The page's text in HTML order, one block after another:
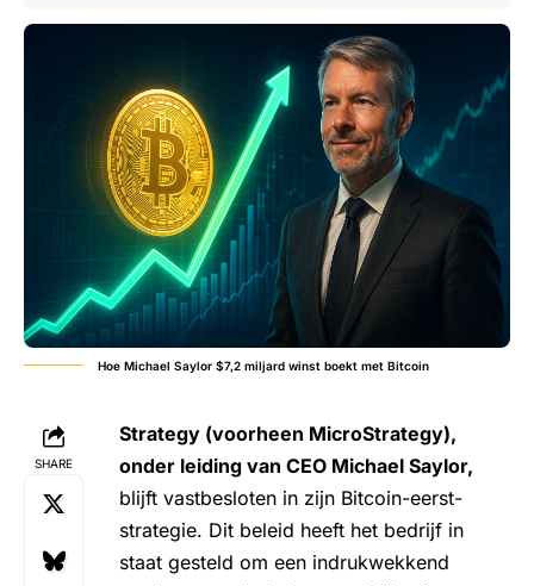
Hoe Michael Saylor $7,2 miljard winst boekt met Bitcoin
SHARE
Strategy (voorheen MicroStrategy),
onder leiding van CEO Michael Saylor,
blijft vastbesloten in zijn Bitcoin-eerst-
strategie. Dit beleid heeft het bedrijf in
staat gesteld om een indrukwekkend